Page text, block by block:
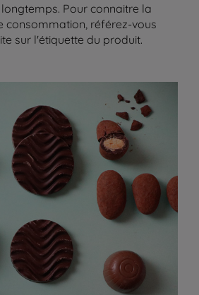
Pour connaitre la
consommation, référez-vous
sur l'étiquette du produit.